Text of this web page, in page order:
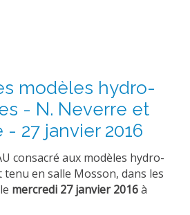
modèles hydro-
- N. Neverre et
- 27 janvier 2016
consacré aux modèles hydro-
tenu en salle Mosson, dans les
mercredi 27 janvier 2016à